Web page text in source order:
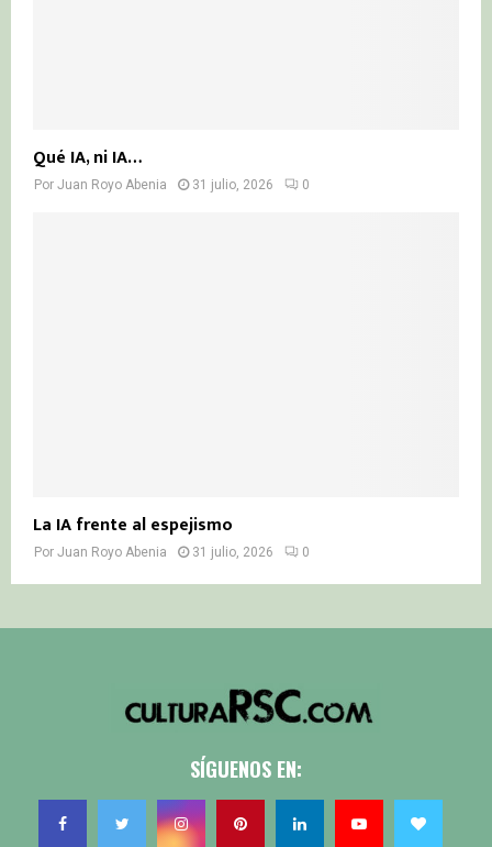
Qué IA, ni IA…
Por Juan Royo Abenia 31 julio, 2026 0
La IA frente al espejismo
Por Juan Royo Abenia 31 julio, 2026 0
SÍGUENOS EN: